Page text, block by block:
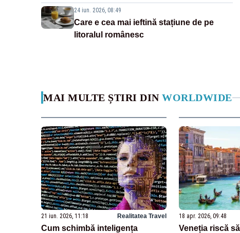
24 iun. 2026, 08:49
Care e cea mai ieftină stațiune de pe
litoralul românesc
MAI MULTE ȘTIRI DIN WORLDWIDE
21 iun. 2026, 11:18 Realitatea Travel
Cum schimbă inteligența
18 apr. 2026, 09:48
Veneția riscă